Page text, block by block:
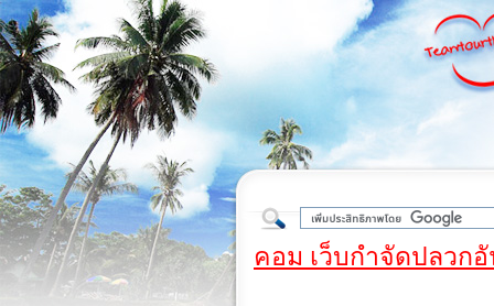
ต้
คอม เว็บกำจัดปลวก